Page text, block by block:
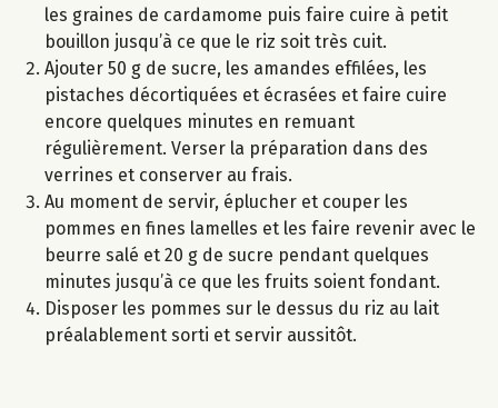
les graines de cardamome puis faire cuire à petit
bouillon jusqu’à ce que le riz soit très cuit.
Ajouter 50 g de sucre, les amandes effilées, les
pistaches décortiquées et écrasées et faire cuire
encore quelques minutes en remuant
régulièrement. Verser la préparation dans des
verrines et conserver au frais.
Au moment de servir, éplucher et couper les
pommes en fines lamelles et les faire revenir avec le
beurre salé et 20 g de sucre pendant quelques
minutes jusqu’à ce que les fruits soient fondant.
Disposer les pommes sur le dessus du riz au lait
préalablement sorti et servir aussitôt.